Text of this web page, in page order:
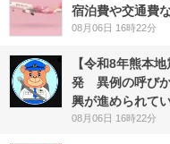
宿泊費や交通費
08月06日 16時22分
【令和8年熊本
発 異例の呼びか
興が進められて
08月06日 16時22分